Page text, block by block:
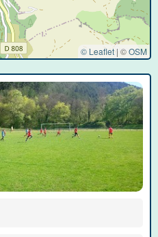
© Leaflet | ©OSM